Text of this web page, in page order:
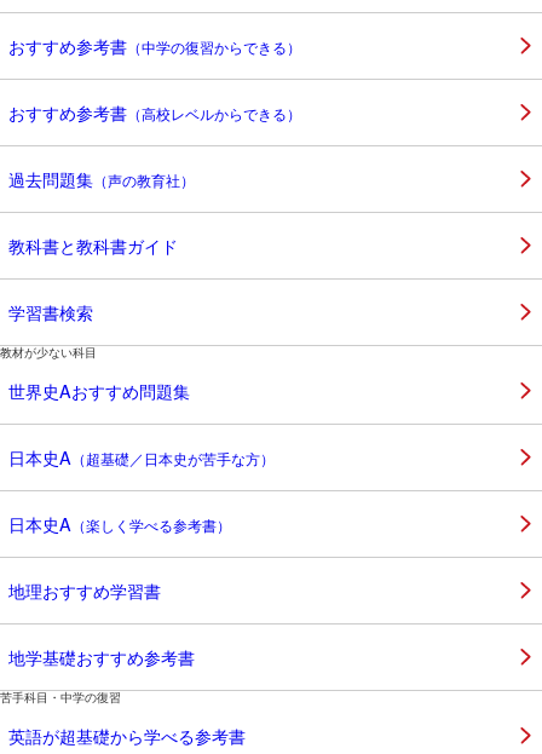
おすすめ参考書 （中学の復習からできる）
おすすめ参考書 （高校レベルからできる）
過去問題集 （声の教育社）
教科書と教科書ガイド
学習書検索
教材が少ない科目
世界史Aおすすめ問題集
日本史A （超基礎／日本史が苦手な方）
日本史A （楽しく学べる参考書）
地理おすすめ学習書
地学基礎おすすめ参考書
苦手科目・中学の復習
英語が超基礎から学べる参考書